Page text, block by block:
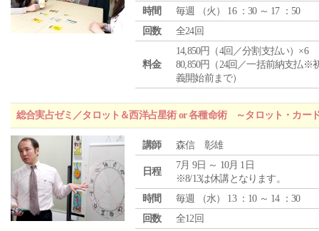
時間
毎週 （火 ） 16 ：30 ～ 17 ：50
回数
全24回
料金
14,850円（4回／分割支払い）×6
80,850円（24回／一括前納支払※
義開始前まで）
総合実占ゼミ／タロット＆西洋占星術 or 各種命術 ～タロット・カー
講師 森信 彰雄
日程
7月 9日 ～ 10月 1日
※8/13は休講となります。
時間
毎週 （水） 13 ：10 ～ 14 ：30
回数
全12回